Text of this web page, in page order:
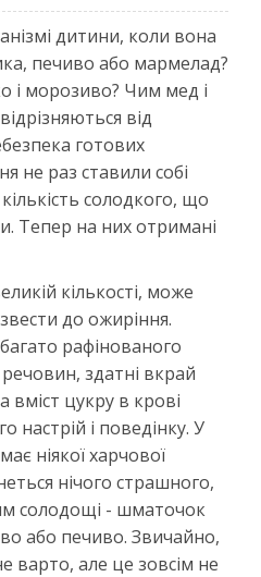
дитини, коли вона
печиво або мармелад?
і морозиво? Чим мед і
від
готових
не раз ставили собі
солодкого, що
Тепер на них отримані
кількості, може
до ожиріння.
рафінованого
здатні вкрай
вміст цукру в крові
настрій і поведінку. У
ніякої харчової
нічого страшного,
солодощі - шматочок
або печиво. Звичайно,
варто, але це зовсім не